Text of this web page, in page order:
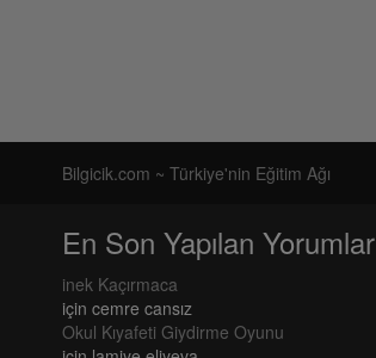
Bilgicik.com ~ Türkiye'nin Eğitim Ağı
En Son Yapılan Yorumlar
inek Kaçırmaca
için cemre cansız
Okul Kıyafeti Giydirme Oyunu